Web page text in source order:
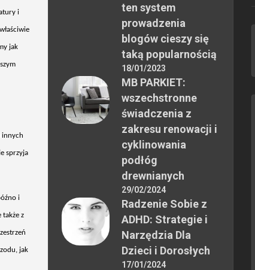
i
jak
innych
sprzyja
óźno i
także z
jak
ten system
prowadzenia
blogów cieszy się
taką popularnością
18/01/2023
MB PARKIET:
wszechstronne
świadczenia z
zakresu renowacji i
cyklinowania
podłóg
drewnianych
29/02/2024
Radzenie Sobie z
ADHD: Strategie i
Narzędzia Dla
Dzieci i Dorosłych
17/01/2024